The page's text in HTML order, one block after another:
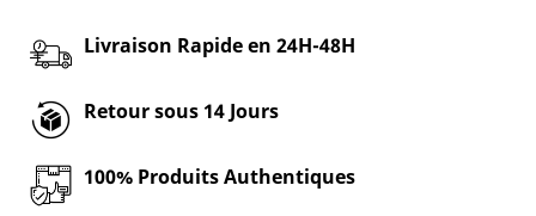
Livraison Rapide en 24H-48H
Retour sous 14 Jours
100% Produits Authentiques